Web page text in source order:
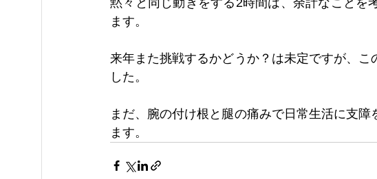
黙々と同じ動きをする2時間は、余計なことを
ます。
来年また挑戦するかどうか？は未定ですが、
した。
まだ、腕の付け根と腿の痛みで日常生活に支
ます。